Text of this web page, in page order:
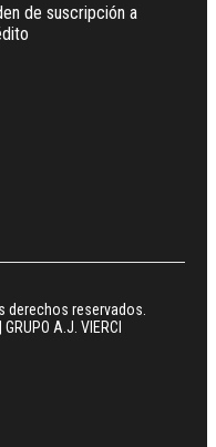
de suscripción a
derechos reservados.
A.J. VIERCI